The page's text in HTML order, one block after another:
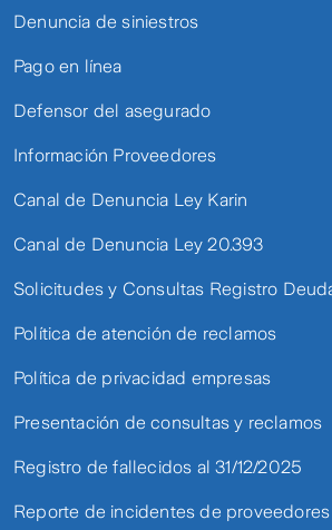
Denuncia de siniestros
Pago en línea
Defensor del asegurado
Información Proveedores
Canal de Denuncia Ley Karin
Canal de Denuncia Ley 20.393
Solicitudes y Consultas Registro
Política de atención de reclamos
Política de privacidad empresas
Presentación de consultas y reclamos
Registro de fallecidos al 31/12/2025
Reporte de incidentes de proveedores